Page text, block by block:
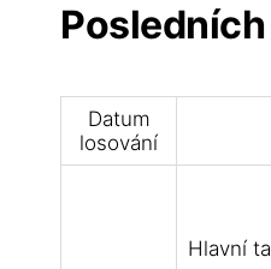
Datum
losování
Hlavní